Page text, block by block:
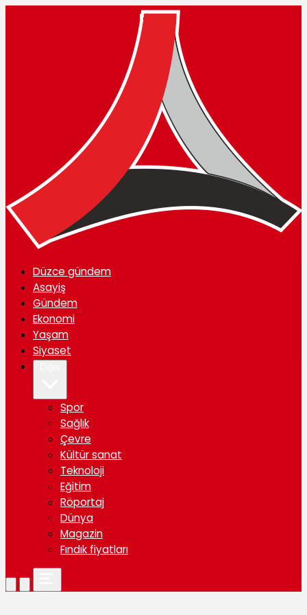
Düzce gündem
Asayiş
Gündem
Ekonomi
Yaşam
Siyaset
Spor
Sağlık
Çevre
Kültür sanat
Teknoloji
Eğitim
Röportaj
Dünya
Magazin
Fındık fiyatları